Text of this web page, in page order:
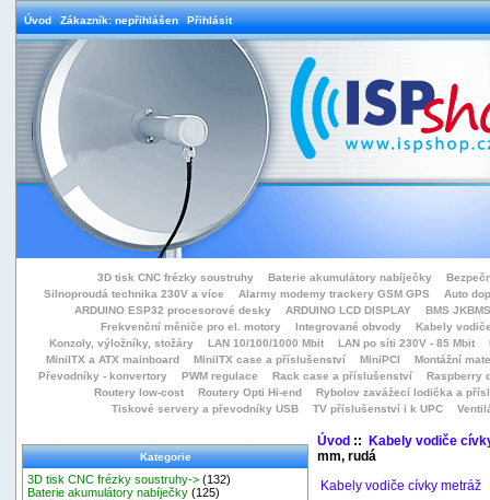
Úvod Zákazník: nepřihlášen Přihlásit
3D tisk CNC frézky soustruhy Baterie akumulátory nabíječky
Silnoproudá technika 230V a více
Alarmy modemy trackery GSM GPS
Auto
ARDUINO ESP32 procesorové desky
ARDUINO LCD DISPLAY
BMS
Frekvenční měniče pro el. motory
Integrované obvody
Kabely
Konzoly, výložníky, stožáry
LAN 10/100/1000 Mbit LAN po síti 230V - 85 Mbit
MiniITX a ATX mainboard
MiniITX case a příslušenství MiniPCI
Montážní
Převodníky - konvertory
PWM regulace Rack case a příslušenství
Raspberry
Routery low-cost
Routery Opti Hi-end
Rybolov zavážecí lodička a přísl
Tiskové servery a převodníky USB
TV příslušenství i k UPC
Kategorie
3D tisk CNC frézky soustruhy-> (132)
Baterie akumulátory nabíječky (125)
Úvod:: Kabely vodiče
mm, rudá
Kabely vodiče cívky metráž